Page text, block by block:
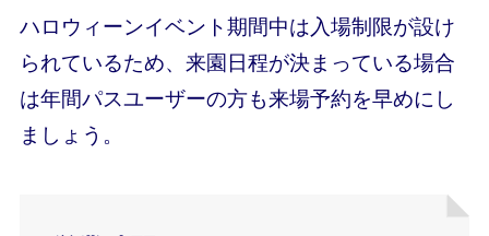
ハロウィーンイベント期間中は入場制限が設け
られているため、来園日程が決まっている場合
は年間パスユーザーの方も来場予約を早めにし
ましょう。